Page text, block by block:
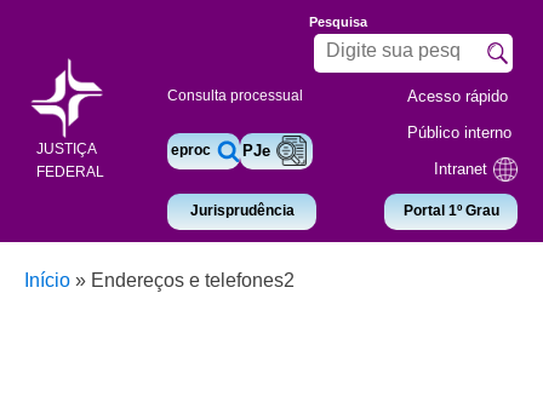
JUSTIÇA
FEDERAL
Consulta processual
eproc PJe
Jurisprudência
Pesquisa
Acesso rápido
Público interno
Intranet
Portal 1º Grau
Início » Endereços e telefones2